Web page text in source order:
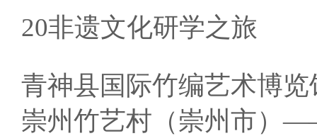
20非遗文化研学之旅
青神县国际竹编艺术博
崇州竹艺村（崇州市）